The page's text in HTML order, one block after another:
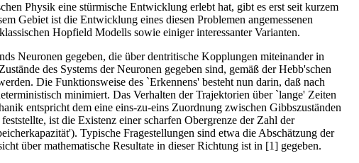
Physik eine stürmische Entwicklung erlebt hat, gibt es erst seit kurzem
Gebiet ist die Entwicklung eines diesen Problemen angemessenen
Hopfield Modells sowie einiger interessanter Varianten.
Neuronen gegeben, die über dentritische Kopplungen miteinander in
des Systems der Neuronen gegeben sind, gemäß der Hebb'schen
Die Funktionsweise des `Erkennens' besteht nun darin, daß nach
minimiert. Das Verhalten der Trajektorien über `lange' Zeiten
entspricht dem eine eins-zu-eins Zuordnung zwischen Gibbszuständen
ist die Existenz einer scharfen Obergrenze der Zahl der
Typische Fragestellungen sind etwa die Abschätzung der
über mathematische Resultate in dieser Richtung ist in [1] gegeben.